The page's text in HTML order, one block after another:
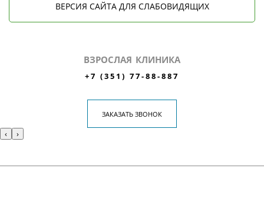
ВЕРСИЯ САЙТА ДЛЯ СЛАБОВИДЯЩИХ
ВЗРОСЛАЯ КЛИНИКА
+7 (351) 77-88-887
ЗАКАЗАТЬ ЗВОНОК
‹ ›